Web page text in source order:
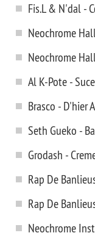
Fis.L & N'dal -
Neochrome
Neochrome
Al K-Pote -
Brasco - D'hier
Seth Gueko -
Grodash -
Rap De
Rap De
Neochrome